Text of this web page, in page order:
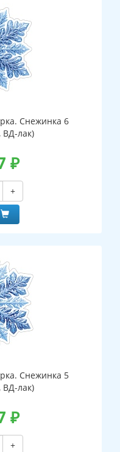
Снежинка 6
ВД-лак)
₽
+
Снежинка 5
ВД-лак)
₽
+